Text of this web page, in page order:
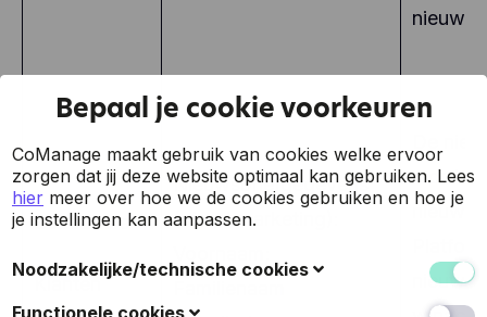
Bezoekers
Nieuwsbriefgegevens
(direct marketing):
worden
Bepaal je cookie voorkeuren
CoManage maakt gebruik van cookies welke ervoor
zorgen dat jij deze website optimaal kan gebruiken. Lees
hier meer over hoe we de cookies gebruiken en hoe je
je instellingen kan aanpassen.
Noodzakelijke/technische cookies
Deze cookies verzamelen gegevens om de
Functionele cookies